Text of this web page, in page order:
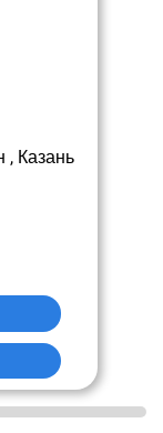
, Казань